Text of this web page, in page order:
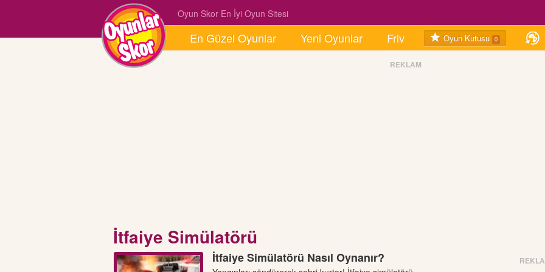
En Güzel Oyunlar Yeni Oyunlar Friv Oyun Kutusu 0
Oyun Skor En İyi Oyun Sitesi
REKLAM
İtfaiye Simülatörü
İtfaiye Simülatörü Nasıl Oynanır?